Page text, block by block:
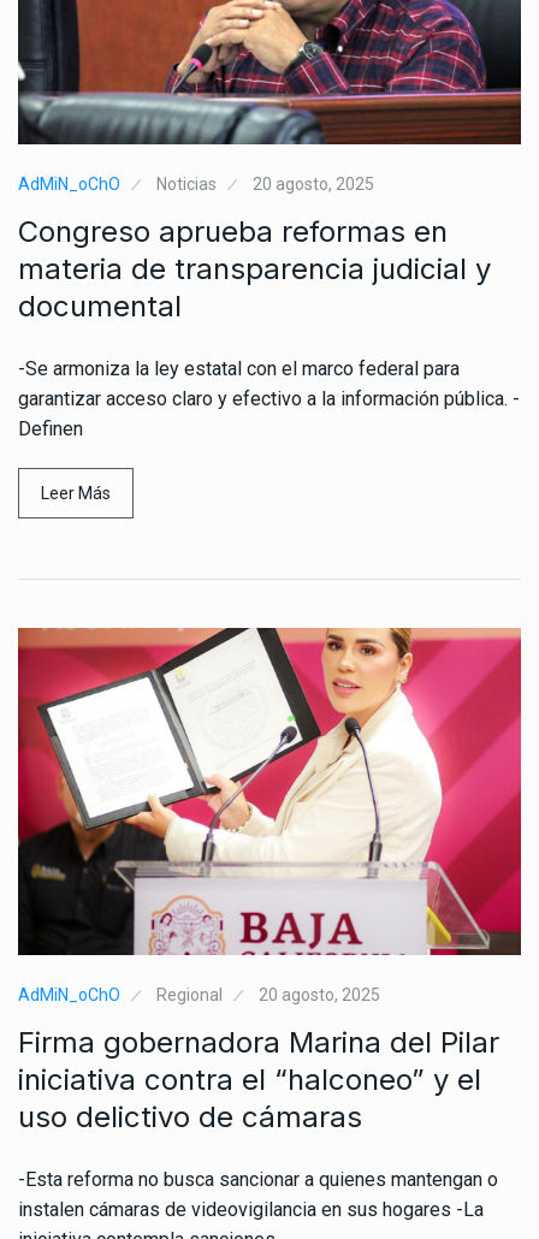
AdMiN_oChO Noticias 20 agosto, 2025
Congreso aprueba reformas en
materia de transparencia judicial y
documental
-Se armoniza la ley estatal con el marco federal para
garantizar acceso claro y efectivo a la información pública. -
Definen
Leer Más
AdMiN_oChO Regional 20 agosto, 2025
Firma gobernadora Marina del Pilar
iniciativa contra el “halconeo” y el
uso delictivo de cámaras
-Esta reforma no busca sancionar a quienes mantengan o
instalen cámaras de videovigilancia en sus hogares -La